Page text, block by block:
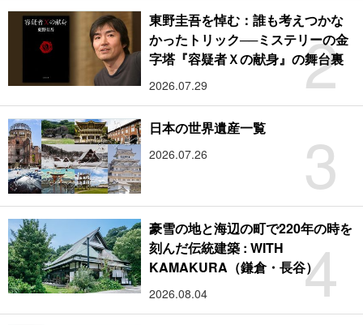
2
東野圭吾を悼む：誰も考えつかな
かったトリック──ミステリーの金
字塔『容疑者Ｘの献身』の舞台裏
2026.07.29
3
日本の世界遺産一覧
2026.07.26
4
豪雪の地と海辺の町で220年の時を
刻んだ伝統建築 : WITH
KAMAKURA（鎌倉・長谷）
2026.08.04